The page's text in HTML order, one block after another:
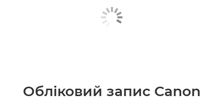
Обліковий запис Canon